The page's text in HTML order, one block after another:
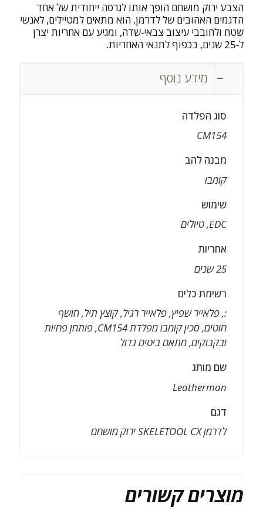
הצבע ירוק מושחם הופך אותו לגרסה ייחודית של אחד
הדגמים האהובים של לדרמן. הוא מתאים למטיילים, לאנשי
שטח ולחובבי עיצוב צבאי-שדה, ומגיע עם אחריות יצרן
ל-25 שנים, בכפוף לתנאי האחריות.
מידע נוסף
סוג הפלדה
CM154
מבנה להב
קומבו
שימוש
EDC
,טיולים
אחריות
25 שנים
רשימת כלים
:, פלאייר שפיץ, פלאייר רגיל, קוצץ תיל, חושף
חוטים, סכין קומבו מפלדת CM154, פותחן פחיות
ובקבוקים, מתאם ביטים גדול
שם מותג
Leatherman
דגם
לדרמן SKELETOOL CX ירוק מושחם
מוצרים קשורים